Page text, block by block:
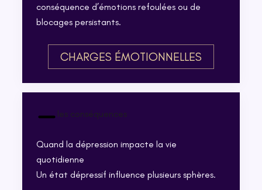
conséquence d’émotions refoulées ou de
blocages persistants.
CHARGES ÉMOTIONNELLES
les conséquences
Quand la dépression impacte la vie
quotidienne
Un état dépressif influence plusieurs sphères.